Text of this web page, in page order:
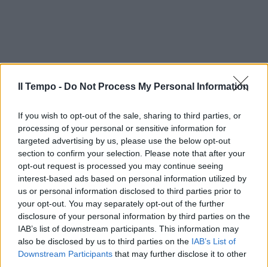
Il Tempo - Do Not Process My Personal Information
If you wish to opt-out of the sale, sharing to third parties, or
processing of your personal or sensitive information for
targeted advertising by us, please use the below opt-out
section to confirm your selection. Please note that after your
opt-out request is processed you may continue seeing
interest-based ads based on personal information utilized by
us or personal information disclosed to third parties prior to
your opt-out. You may separately opt-out of the further
disclosure of your personal information by third parties on the
IAB’s list of downstream participants. This information may
also be disclosed by us to third parties on the IAB’s List of
Downstream Participants that may further disclose it to other